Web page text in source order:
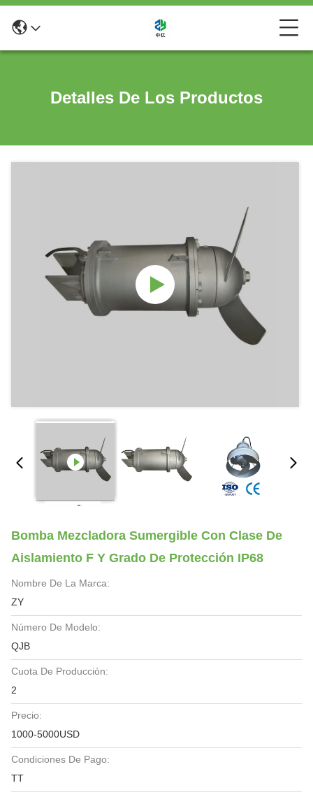
Detalles De Los Productos
Bomba Mezcladora Sumergible Con Clase De
Aislamiento F Y Grado De Protección IP68
Nombre De La Marca:
ZY
Número De Modelo:
QJB
Cuota De Producción:
2
Precio:
1000-5000USD
Condiciones De Pago:
TT